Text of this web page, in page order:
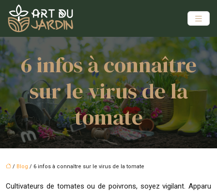
6 infos à connaître
sur le virus de la
tomate
/ Blog / 6 infos à connaître sur le virus de la tomate
Cultivateurs de tomates ou de poivrons, soyez vigilant. Apparu